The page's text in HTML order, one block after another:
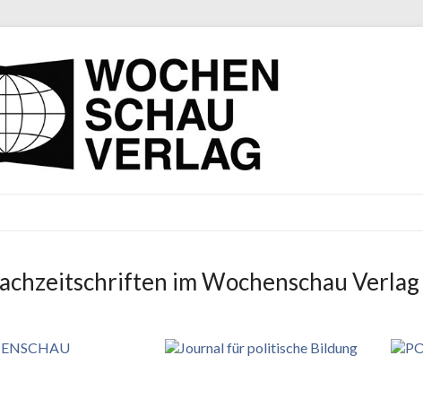
im Wochenschau Verlag